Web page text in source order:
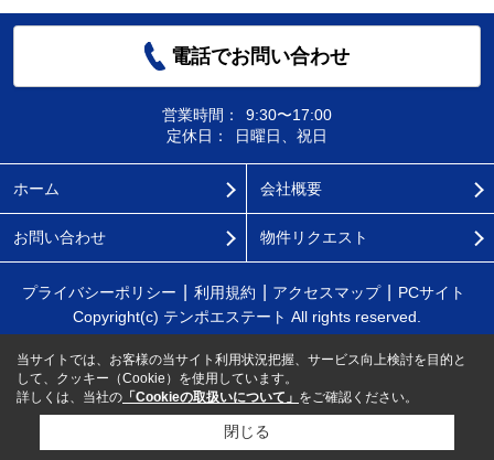
電話でお問い合わせ
営業時間：
9:30〜17:00
定休日：
日曜日、祝日
ホーム 会社概要
お問い合わせ 物件リクエスト
プライバシーポリシー 利用規約 アクセスマップ
PCサイト
Copyright(c) テンポエステート All rights reserved.
当サイトでは、お客様の当サイト利用状況把握、サービス向上検討を目的と
して、クッキー（Cookie）を使用しています。
詳しくは、当社の 「Cookieの取扱いについて」 をご確認ください。
閉じる